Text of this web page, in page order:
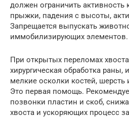
должен ограничить активность
прыжки, падения с высоты,
Запрещается выпускать
иммобилизирующих элементов.
При открытых переломах
хирургическая обработка раны,
мелкие осколки костей, шерсть
Это первая помощь.
позвонки пластин и скоб,
хвоста и ускоряющих процесс